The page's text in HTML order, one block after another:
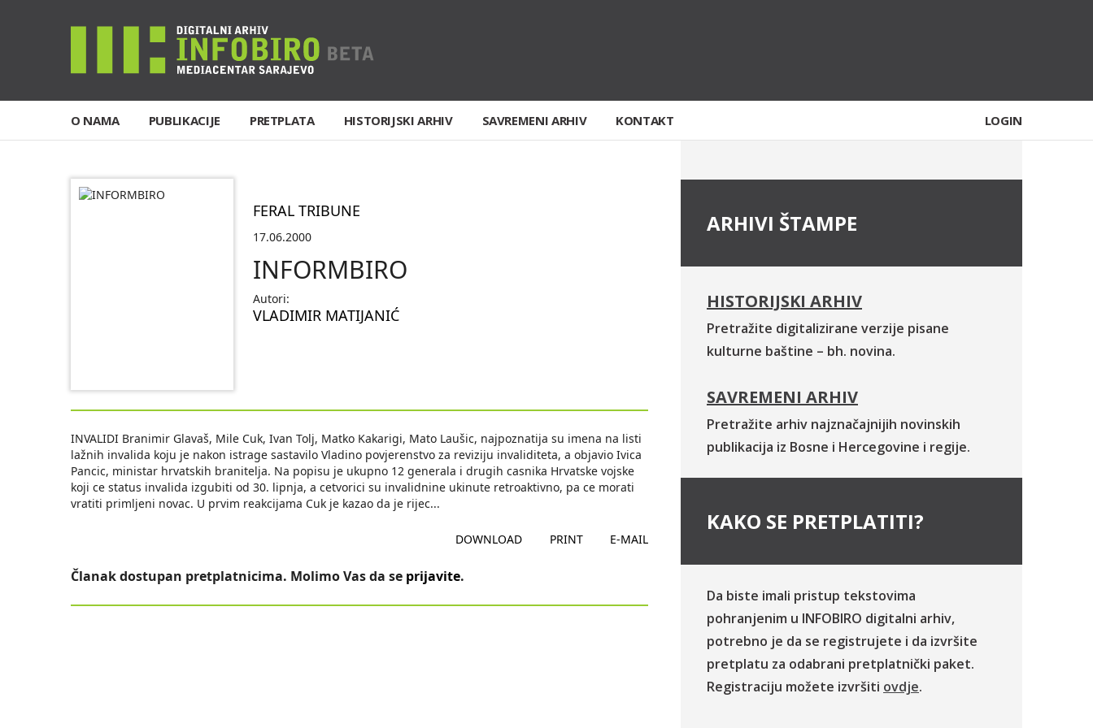
O NAMA PUBLIKACIJE PRETPLATA HISTORIJSKI ARHIV SAVREMENI ARHIV KONTAKT LOGIN
FERAL TRIBUNE
17.06.2000
INFORMBIRO
Autori:
VLADIMIR MATIJANIĆ
INVALIDI Branimir Glavaš, Mile Cuk, Ivan Tolj, Matko Kakarigi, Mato Laušic, najpoznatija su imena na listi
lažnih invalida koju je nakon istrage sastavilo Vladino povjerenstvo za reviziju invaliditeta, a objavio Ivica
Pancic, ministar hrvatskih branitelja. Na popisu je ukupno 12 generala i drugih casnika Hrvatske vojske
koji ce status invalida izgubiti od 30. lipnja, a cetvorici su invalidnine ukinute retroaktivno, pa ce morati
vratiti primljeni novac. U prvim reakcijama Cuk je kazao da je rijec...
DOWNLOAD PRINT E-MAIL
Članak dostupan pretplatnicima. Molimo Vas da se prijavite.
ARHIVI ŠTAMPE
HISTORIJSKI ARHIV
Pretražite digitalizirane verzije pisane
kulturne baštine – bh. novina.
SAVREMENI ARHIV
Pretražite arhiv najznačajnijih novinskih
publikacija iz Bosne i Hercegovine i regije.
KAKO SE PRETPLATITI?
Da biste imali pristup tekstovima
pohranjenim u INFOBIRO digitalni arhiv,
potrebno je da se registrujete i da izvršite
pretplatu za odabrani pretplatnički paket.
Registraciju možete izvršiti ovdje.